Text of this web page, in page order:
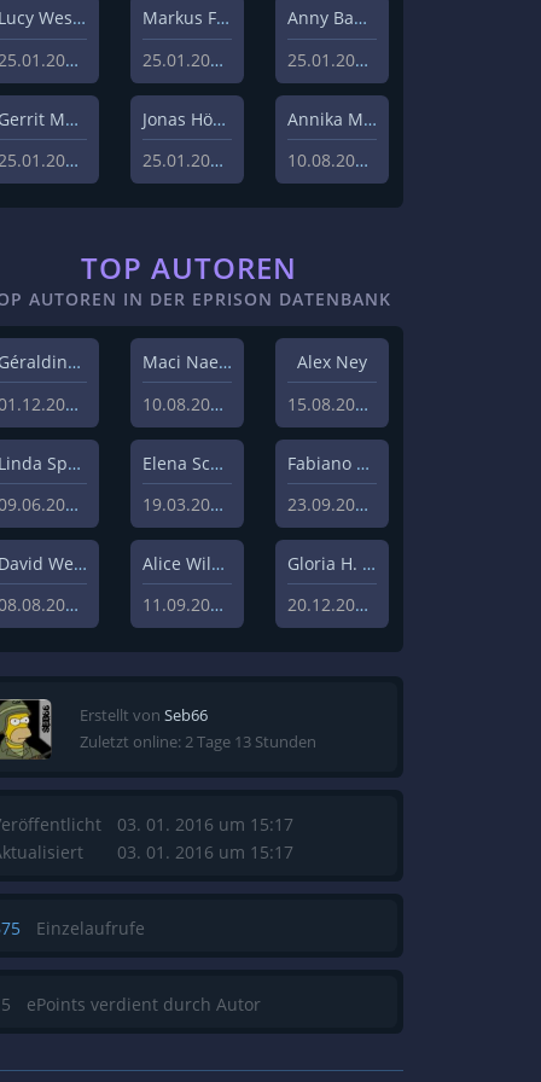
Lucy Westphal
25.01.2024
Markus Fiedler
25.01.2024
Anny Bader
25.01.2024
Gerrit Menk
25.01.2024
Jonas Höger
25.01.2024
Annika Menzel
10.08.2023
TOP AUTOREN
AUTOREN IN DER EPRISON DATENBANK
Géraldine Hohmann
01.12.2020
Maci Naeem Cheema
10.08.2020
Alex Ney
15.08.2019
Linda Sprenger
09.06.2019
Elena Schulz
19.03.2019
Fabiano Uslenghi
23.09.2019
David Weisz
08.08.2020
Alice Wilczynski
11.09.2020
Gloria H. Manderfeld
20.12.2019
Erstellt von Seb66
Zuletzt online: 2 Tage 13 Stunden
03. 01. 2016 um 15:17
03. 01. 2016 um 15:17
Einzelaufrufe
ePoints verdient durch Autor